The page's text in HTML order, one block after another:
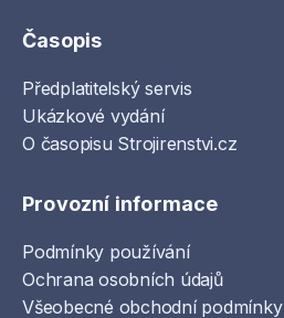
Časopis
Předplatitelský servis
Ukázkové vydání
O časopisu Strojirenstvi.cz
Provozní informace
Podmínky používání
Ochrana osobních údajů
Všeobecné obchodní podmínky